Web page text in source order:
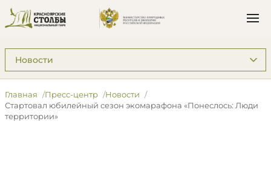
Подразделы: Пресс-центр
Главная Пресс-центр
Новости
Стартовал юбилейный сезон экомарафона «Понеслось: Люди
территории»